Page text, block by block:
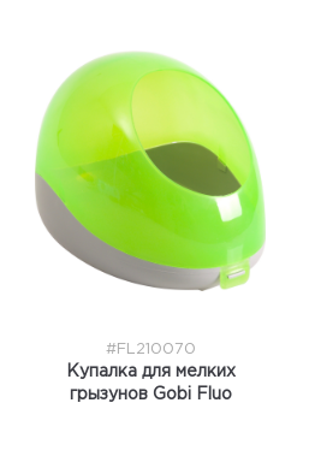
#FL210070
Купалка для мелких
грызунов Gobi Fluo